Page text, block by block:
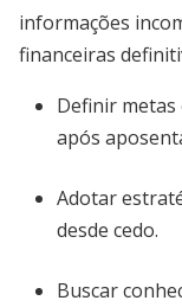
informações
financeiras
Definir metas
após
Adotar
desde cedo.
Buscar